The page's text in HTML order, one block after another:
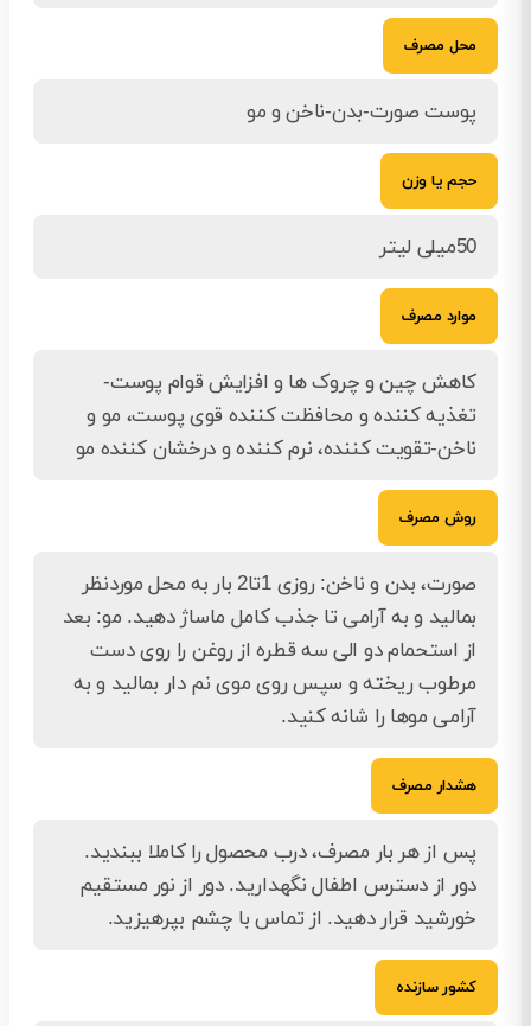
محل مصرف
پوست صورت-بدن-ناخن و مو
حجم یا وزن
50میلی لیتر
موارد مصرف
کاهش چین و چروک ها و افزایش قوام پوست-
تغذیه کننده و محافظت کننده قوی پوست، مو و
ناخن-تقویت کننده، نرم کننده و درخشان کننده مو
روش مصرف
صورت، بدن و ناخن: روزی 1تا2 بار به محل موردنظر
بمالید و به آرامی تا جذب کامل ماساژ دهید. مو: بعد
از استحمام دو الی سه قطره از روغن را روی دست
مرطوب ریخته و سپس روی موی نم دار بمالید و به
آرامی موها را شانه کنید.
هشدار مصرف
پس از هر بار مصرف، درب محصول را کاملا ببندید.
دور از دسترس اطفال نگهدارید. دور از نور مستقیم
خورشید قرار دهید. از تماس با چشم بپرهیزید.
کشور سازنده